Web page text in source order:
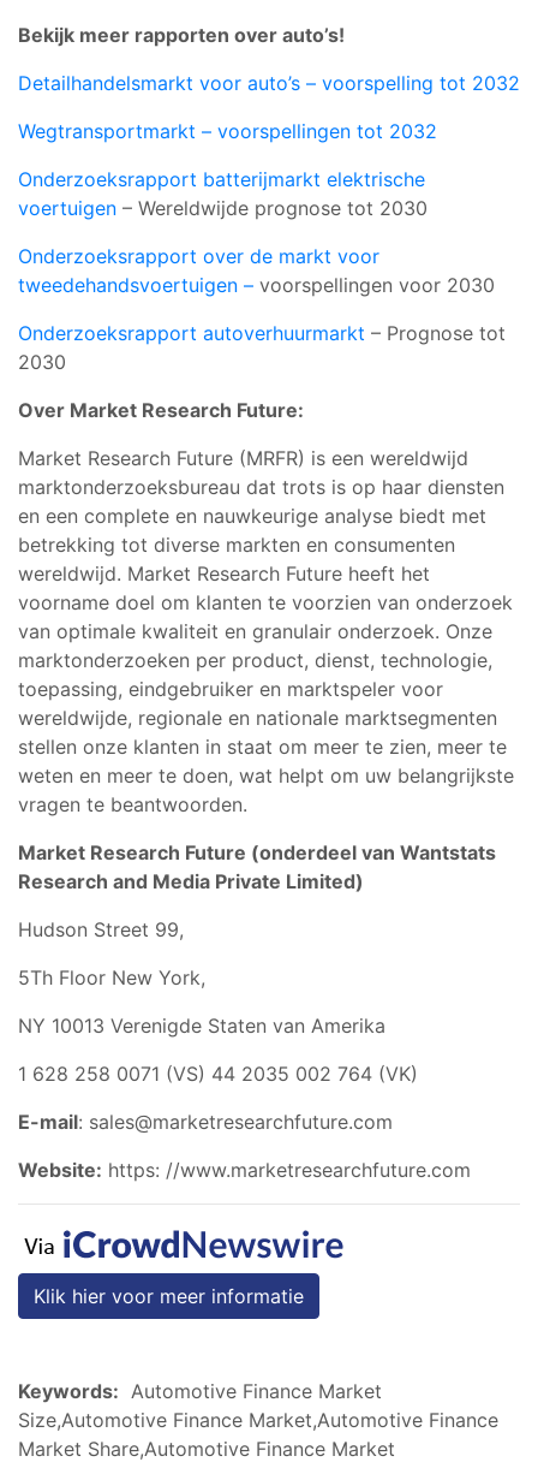
Bekijk meer rapporten over auto’s!
Detailhandelsmarkt voor auto’s – voorspelling tot 2032
Wegtransportmarkt – voorspellingen tot 2032
Onderzoeksrapport batterijmarkt elektrische
voertuigen – Wereldwijde prognose tot 2030
Onderzoeksrapport over de markt voor
tweedehandsvoertuigen – voorspellingen voor 2030
Onderzoeksrapport autoverhuurmarkt – Prognose tot
2030
Over Market Research Future:
Market Research Future (MRFR) is een wereldwijd
marktonderzoeksbureau dat trots is op haar diensten
en een complete en nauwkeurige analyse biedt met
betrekking tot diverse markten en consumenten
wereldwijd. Market Research Future heeft het
voorname doel om klanten te voorzien van onderzoek
van optimale kwaliteit en granulair onderzoek. Onze
marktonderzoeken per product, dienst, technologie,
toepassing, eindgebruiker en marktspeler voor
wereldwijde, regionale en nationale marktsegmenten
stellen onze klanten in staat om meer te zien, meer te
weten en meer te doen, wat helpt om uw belangrijkste
vragen te beantwoorden.
Market Research Future (onderdeel van Wantstats
Research and Media Private Limited)
Hudson Street 99,
5Th Floor New York,
NY 10013 Verenigde Staten van Amerika
1 628 258 0071 (VS) 44 2035 002 764 (VK)
E-mail: sales@marketresearchfuture.com
Website: https: //www.marketresearchfuture.com
Klik hier voor meer informatie
Keywords: Automotive Finance Market
Size,Automotive Finance Market,Automotive Finance
Market Share,Automotive Finance Market